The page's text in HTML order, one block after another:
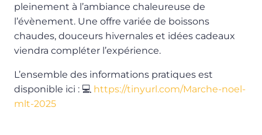
pleinement à l’ambiance chaleureuse de
l’évènement. Une offre variée de boissons
chaudes, douceurs hivernales et idées cadeaux
viendra compléter l’expérience.
L’ensemble des informations pratiques est
disponible ici : 💻 https://tinyurl.com/Marche-noel-
mlt-2025